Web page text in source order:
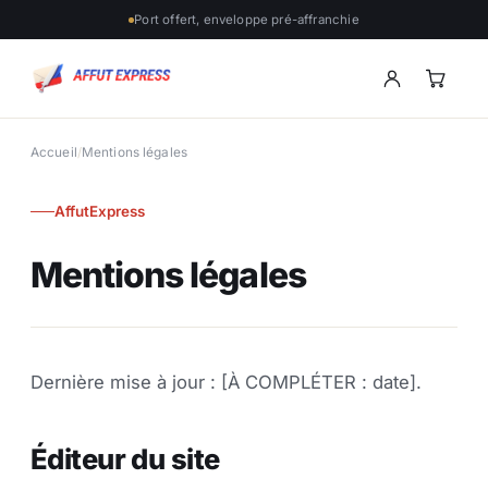
Port offert, enveloppe pré-affranchie
Accueil/Mentions légales
AffutExpress
Mentions légales
Dernière mise à jour : [À COMPLÉTER : date].
Éditeur du site